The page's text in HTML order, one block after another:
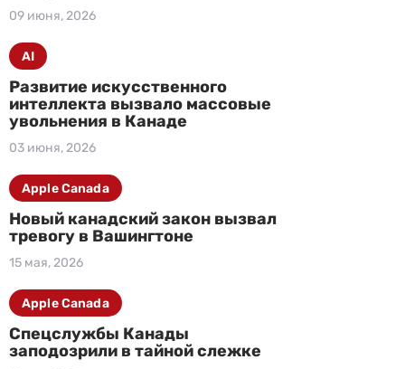
09 июня, 2026
Развитие искусственного
интеллекта вызвало массовые
увольнения в Канаде
03 июня, 2026
AI
Новый канадский закон вызвал
тревогу в Вашингтоне
15 мая, 2026
Apple Canada
Спецслужбы Канады
заподозрили в тайной слежке
Apple Canada